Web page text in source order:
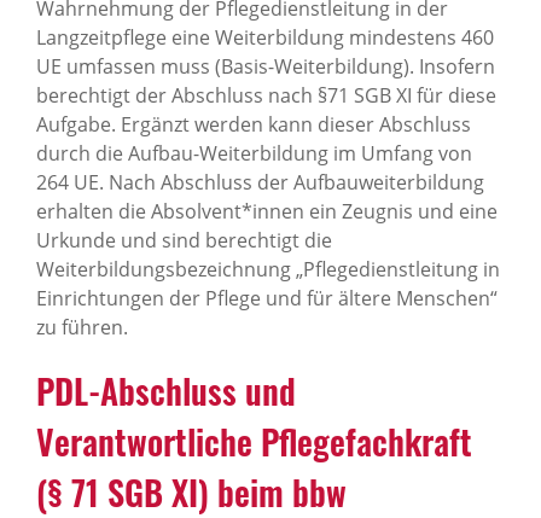
Wahrnehmung der Pflegedienstleitung in der
Langzeitpflege eine Weiterbildung mindestens 460
UE umfassen muss (Basis-Weiterbildung). Insofern
berechtigt der Abschluss nach §71 SGB XI für diese
Aufgabe. Ergänzt werden kann dieser Abschluss
durch die Aufbau-Weiterbildung im Umfang von
264 UE. Nach Abschluss der Aufbauweiterbildung
erhalten die Absolvent*innen ein Zeugnis und eine
Urkunde und sind berechtigt die
Weiterbildungsbezeichnung „Pflegedienstleitung in
Einrichtungen der Pflege und für ältere Menschen“
zu führen.
PDL-Abschluss und
Verantwortliche Pflegefachkraft
(§ 71 SGB XI) beim bbw